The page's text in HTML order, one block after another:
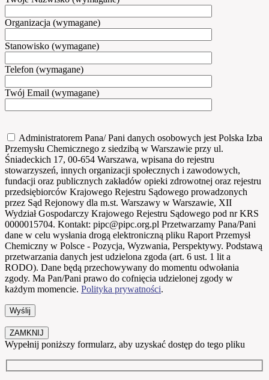
Organizacja (wymagane)
Stanowisko (wymagane)
Telefon (wymagane)
Twój Email (wymagane)
Administratorem Pana/ Pani danych osobowych jest Polska Izba
Przemysłu Chemicznego z siedzibą w Warszawie przy ul.
Śniadeckich 17, 00-654 Warszawa, wpisana do rejestru
stowarzyszeń, innych organizacji społecznych i zawodowych,
fundacji oraz publicznych zakładów opieki zdrowotnej oraz rejestru
przedsiębiorców Krajowego Rejestru Sądowego prowadzonych
przez Sąd Rejonowy dla m.st. Warszawy w Warszawie, XII
Wydział Gospodarczy Krajowego Rejestru Sądowego pod nr KRS
0000015704. Kontakt: pipc@pipc.org.pl Przetwarzamy Pana/Pani
dane w celu wysłania drogą elektroniczną pliku Raport Przemysł
Chemiczny w Polsce - Pozycja, Wyzwania, Perspektywy. Podstawą
przetwarzania danych jest udzielona zgoda (art. 6 ust. 1 lit a
RODO). Dane będą przechowywany do momentu odwołania
zgody. Ma Pan/Pani prawo do cofnięcia udzielonej zgody w
każdym momencie. Polityka prywatności.
ZAMKNIJ
Wypełnij poniższy formularz, aby uzyskać dostęp do tego pliku